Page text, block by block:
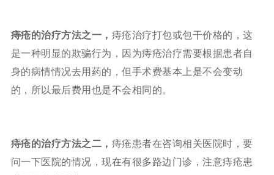
痔疮的治疗方法之一， 痔疮治疗打包或包干价格的，这
是一种明显的欺骗行为，因为痔疮治疗需要根据患者自
身的病情情况去用药的，但手术费基本上是不会变动
的，所以最后费用也是不会相同的。
痔疮的治疗方法之二， 痔疮患者在咨询相关医院时，要
问一下医院的情况，现在有很多路边门诊，注意痔疮患